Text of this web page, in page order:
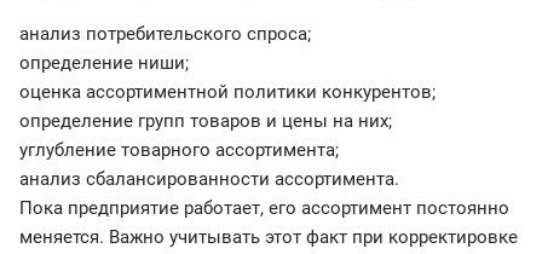
анализ потребительского спроса;
определение ниши;
оценка ассортиментной политики конкурентов;
определение групп товаров и цены на них;
углубление товарного ассортимента;
анализ сбалансированности ассортимента.
Пока предприятие работает, его ассортимент постоянно
меняется. Важно учитывать этот факт при корректировке